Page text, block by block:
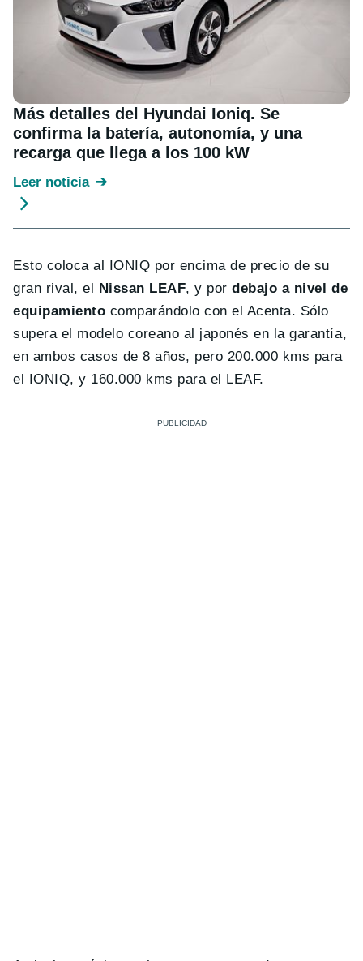
Más detalles del Hyundai Ioniq. Se
confirma la batería, autonomía, y una
recarga que llega a los 100 kW
Leer noticia
Esto coloca al IONIQ por encima de precio de su
gran rival, el
Nissan LEAF, y pordebajo a nivel de
equipamiento comparándolo con el Acenta. Sólo
supera el modelo coreano al japonés en la garantía,
en ambos casos de 8 años, pero 200.000 kms para
el IONIQ, y 160.000 kms para el LEAF.